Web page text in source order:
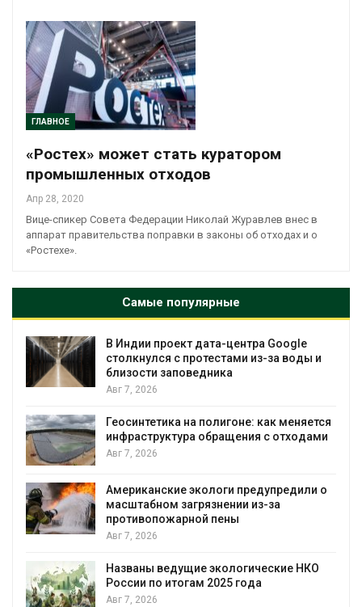
ГЛАВНОЕ
«Ростех» может стать куратором
промышленных отходов
Апр 28, 2020
Вице-спикер Совета Федерации Николай Журавлев внес в
аппарат правительства поправки в законы об отходах и о
«Ростехе».
Самые популярные
В Индии проект дата-центра Google
столкнулся с протестами из-за воды и
близости заповедника
Авг 7, 2026
Геосинтетика на полигоне: как меняется
инфраструктура обращения с отходами
Авг 7, 2026
Американские экологи предупредили о
масштабном загрязнении из-за
противопожарной пены
Авг 7, 2026
Названы ведущие экологические НКО
России по итогам 2025 года
Авг 7, 2026